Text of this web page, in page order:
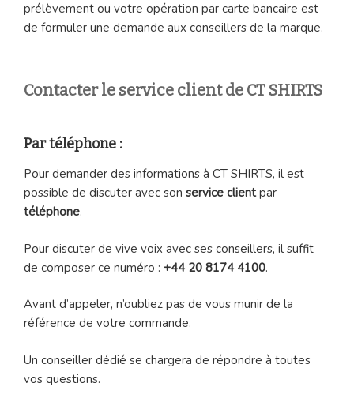
prélèvement ou votre opération par carte bancaire est
de formuler une demande aux conseillers de la marque.
Contacter le service client de CT SHIRTS
Par téléphone :
Pour demander des informations à CT SHIRTS, il est
possible de discuter avec son service clientpar
téléphone.
Pour discuter de vive voix avec ses conseillers, il suffit
de composer ce numéro : +44 20 8174 4100.
Avant d’appeler, n’oubliez pas de vous munir de la
référence de votre commande.
Un conseiller dédié se chargera de répondre à toutes
vos questions.